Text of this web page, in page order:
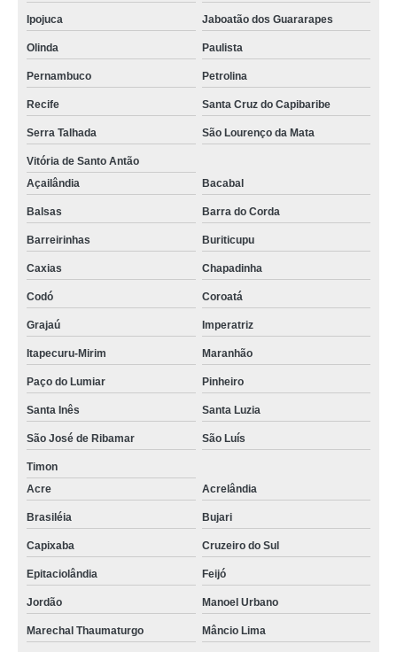
venda de tela agrícola para tutoramento Mamanguape
venda de tela agrícola sombrite Arcadas
tela agrícola anti granizo preços Jacarepaguá
telas de uso agrícolas vermelhas Pedro Afonso
telas térmica agrícolas Mamanguape
onde encontro tela estufa agrícola Jandira
onde encontro tela agrícola para tutoramento Paraíso do Tocantins
onde encontro tela agrícola monofilamento Aracaju
tela agrícola monofilamento preços Porto Grande
telas sombreamento agrícolas Teresina
telas estufa agrícolas Nova Olinda do Norte
tela agrícola de horta Criciúma
onde encontro tela para uso agrícola José de Freitas
onde encontro tela térmica agrícola Paraíso do Tocantins
tela de uso agrícola vermelha Porto Velho
tela agrícola de horta preços Vale do Paraíba
tela estufa agrícola Araripina
tela agrícola sombrite preços Vilhena
Ipojuca Jaboatão dos Guararapes
Olinda Paulista
Pernambuco Petrolina
Recife Santa Cruz do Capibaribe
Serra Talhada São Lourenço da Mata
Vitória de Santo Antão
Açailândia
Bacabal
Balsas Barra do Corda
Barreirinhas Buriticupu
Caxias Chapadinha
Codó Coroatá
Grajaú Imperatriz
Itapecuru-Mirim Maranhão
Paço do Lumiar Pinheiro
Santa Inês Santa Luzia
São José de Ribamar São Luís
Timon
Acre
Acrelândia
Brasiléia Bujari
Capixaba Cruzeiro do Sul
Epitaciolândia Feijó
Jordão Manoel Urbano
Marechal Thaumaturgo Mâncio Lima